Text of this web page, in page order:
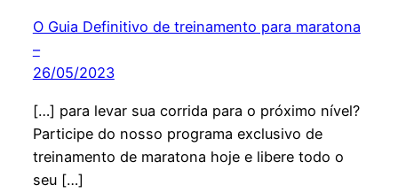
O Guia Definitivo de treinamento para maratona
–
26/05/2023
[…] para levar sua corrida para o próximo nível?
Participe do nosso programa exclusivo de
treinamento de maratona hoje e libere todo o
seu […]